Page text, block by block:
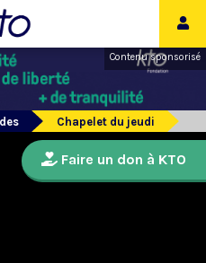
Contenu sponsorisé
Chapelet du jeudi
Faire un don à KTO